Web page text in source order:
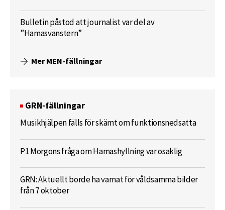
Bulletin påstod att journalist var del av
”Hamasvänstern”
Mer MEN-fällningar
GRN-fällningar
Musikhjälpen fälls för skämt om funktionsnedsatta
P1 Morgons fråga om Hamashyllning var osaklig
GRN: Aktuellt borde ha varnat för våldsamma bilder
från 7 oktober